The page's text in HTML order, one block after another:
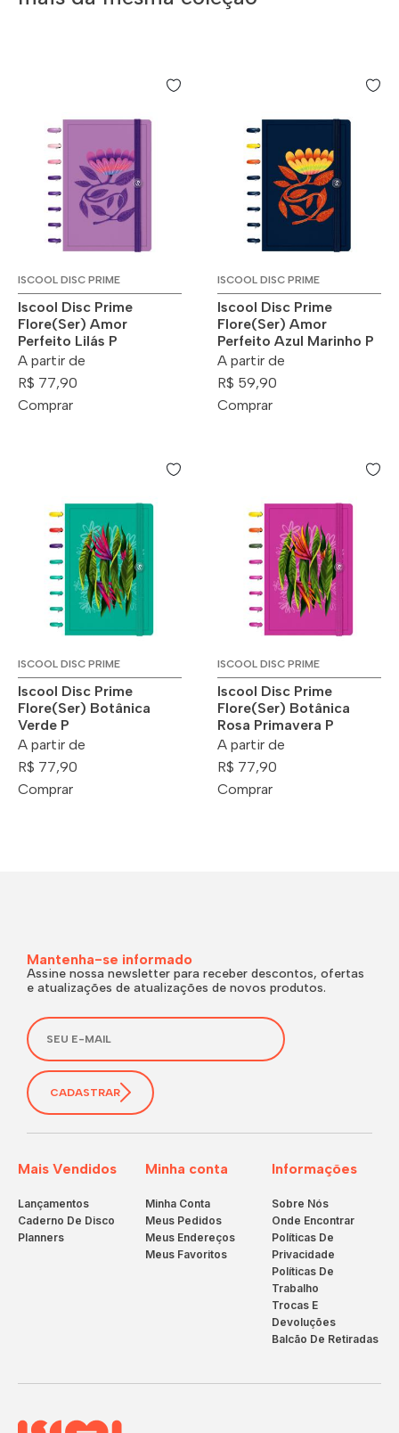
ISCOOL DISC PRIME
Iscool Disc Prime
Flore(Ser) Amor
Perfeito Lilás P
A partir de
R$ 77,90
Comprar
ISCOOL DISC PRIME
Iscool Disc Prime
Flore(Ser) Amor
Perfeito Azul Marinho P
A partir de
R$ 59,90
Comprar
ISCOOL DISC PRIME
Iscool Disc Prime
Flore(Ser) Botânica
Verde P
A partir de
R$ 77,90
Comprar
ISCOOL DISC PRIME
Iscool Disc Prime
Flore(Ser) Botânica
Rosa Primavera P
A partir de
R$ 77,90
Comprar
Mais Vendidos
Lançamentos
Caderno De Disco
Planners
Minha conta
Minha Conta
Meus Pedidos
Meus Endereços
Meus Favoritos
Informações
Sobre Nós
Onde Encontrar
Políticas De
Privacidade
Políticas De
Trabalho
Trocas E
Devoluções
Balcão De Retiradas
Mantenha-se informado
Assine nossa newsletter para receber descontos, ofertas
e atualizações de atualizações de novos produtos.
CADASTRAR